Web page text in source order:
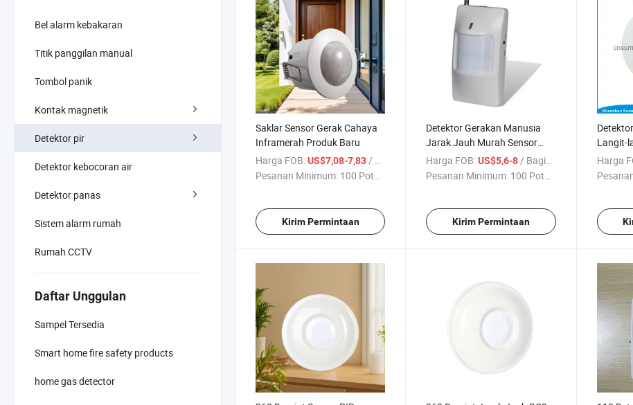
Bel alarm kebakaran
Titik panggilan manual
Tombol panik
Kontak magnetik
Detektor pir
Detektor kebocoran air
Detektor panas
Sistem alarm rumah
Rumah CCTV
Daftar Unggulan
Sampel Tersedia
Smart home fire safety products
home gas detector
Saklar Sensor Gerak Cahaya
Inframerah Produk Baru
Harga FOB:US$7,08-7,83 / Bagian
Pesanan Minimum: 100 Potong
Kirim Permintaan
Detektor Gerakan Manusia
Jarak Jauh Murah Sensor
Alarm untuk Alarm PIR
Harga FOB: US$5,6-8 / Bagian
Pesanan Minimum: 100 Potong
Kirim Permintaan
Langit-
Tinggi
Harga